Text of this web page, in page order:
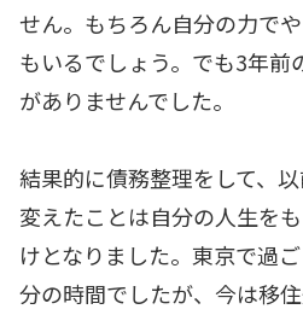
せん。もちろん自分の力で
もいるでしょう。でも3年前
がありませんでした。
結果的に債務整理をして、
変えたことは自分の人生を
けとなりました。東京で過
分の時間でしたが、今は移